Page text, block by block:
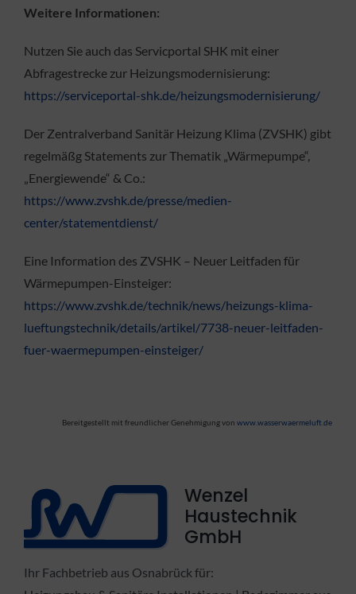
Weitere Informationen:
Nutzen Sie auch das Servicportal SHK mit einer
Abfragestrecke zur Heizungsmodernisierung:
https://serviceportal-shk.de/heizungsmodernisierung/
Der Zentralverband Sanitär Heizung Klima (ZVSHK) gibt
regelmäßg Statements zur Thematik „Wärmepumpe“,
„Energiewende“ & Co.:
https://www.zvshk.de/presse/medien-
center/statementdienst/
Eine Information des ZVSHK – Neuer Leitfaden für
Wärmepumpen-Einsteiger:
https://www.zvshk.de/technik/news/heizungs-klima-
lueftungstechnik/details/artikel/7738-neuer-leitfaden-
fuer-waermepumpen-einsteiger/
Bereitgestellt mit freundlicher Genehmigung vonwww.wasserwaermeluft.de
Wenzel
Haustechnik
GmbH
Ihr Fachbetrieb aus Osnabrück für: